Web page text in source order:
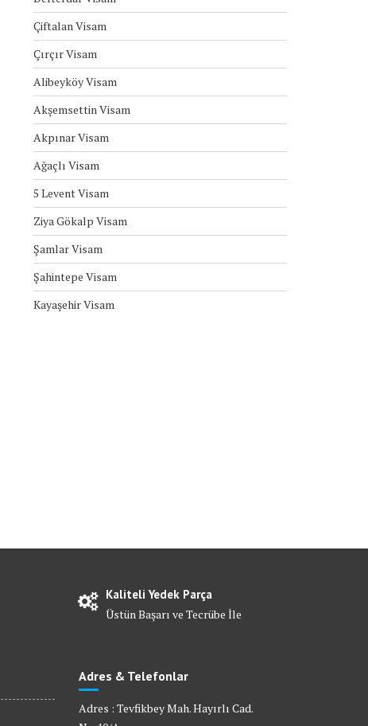
Çiftalan Visam
Çırçır Visam
Alibeyköy Visam
Akşemsettin Visam
Akpınar Visam
Ağaçlı Visam
5 Levent Visam
Ziya Gökalp Visam
Şamlar Visam
Şahintepe Visam
Kayaşehir Visam
Kaliteli Yedek Parça
Üstün Başarı ve Tecrübe İle
Adres & Telefonlar
Adres : Tevfikbey Mah. Hayırlı Cad.